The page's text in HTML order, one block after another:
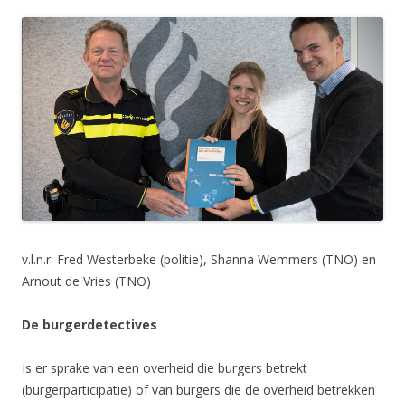
v.l.n.r: Fred Westerbeke (politie), Shanna Wemmers (TNO) en
Arnout de Vries (TNO)
De burgerdetectives
Is er sprake van een overheid die burgers betrekt
(burgerparticipatie) of van burgers die de overheid betrekken